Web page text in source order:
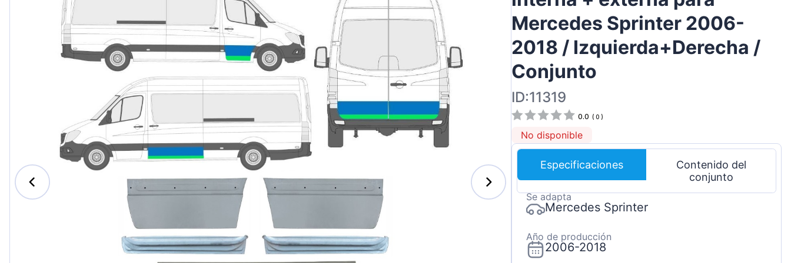
Magyar
Lietuvių
Hrvatski
Ford
Honda
Hyundai
Iveco
Kia
MAN
Mazda
Mercedes-Benz
Nissan
Opel Vauxhall
Mercedes Sprinter 2006-
2018 / Izquierda+Derecha /
Conjunto
ID:11319
0.0 ( 0 )
No disponible
Especificaciones
Contenido del
conjunto
Se adapta
Mercedes Sprinter
Año de producción
2006-2018